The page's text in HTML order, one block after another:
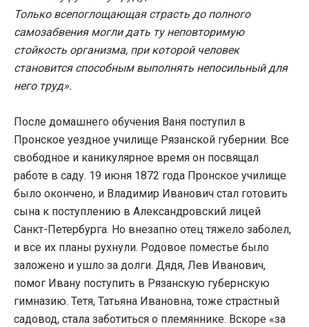
Только всепоглощающая страсть до полного
самозабвения могли дать ту неповторимую
стойкость организма, при которой человек
становится способным выполнять непосильный для
него труд».
После домашнего обучения Ваня поступил в
Пронское уездное училище Рязанской губернии. Все
свободное и каникулярное время он посвящал
работе в саду. 19 июня 1872 года Пронское училище
было окончено, и Владимир Иванович стал готовить
сына к поступлению в Александровский лицей
Санкт-Петербурга. Но внезапно отец тяжело заболел,
и все их планы рухнули. Родовое поместье было
заложено и ушло за долги. Дядя, Лев Иванович,
помог Ивану поступить в Рязанскую губернскую
гимназию. Тетя, Татьяна Ивановна, тоже страстный
садовод, стала заботиться о племяннике. Вскоре «за